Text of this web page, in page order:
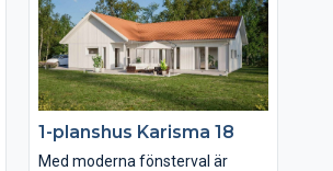
terrassdörr. Kök och vardagsrum
utmärks av ljus och rymd som en
effekt av det höga snedtaket.
1-planshus Karisma 18
Med moderna fönsterval är